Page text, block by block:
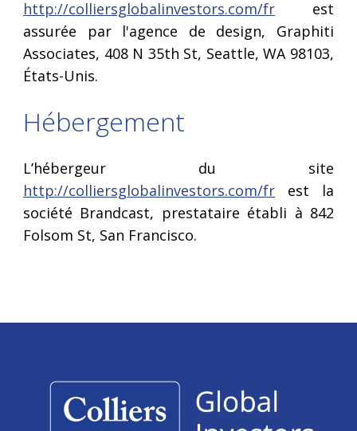
http://colliersglobalinvestors.com/fr ​ est
assurée par l'agence de design, Graphiti
Associates, 408 N 35th St, Seattle, WA 98103,
États-Unis.
Hébergement
L’hébergeur du site
http://colliersglobalinvestors.com/fr ​ est la
société Brandcast, prestataire établi à 842
Folsom St, San Francisco.